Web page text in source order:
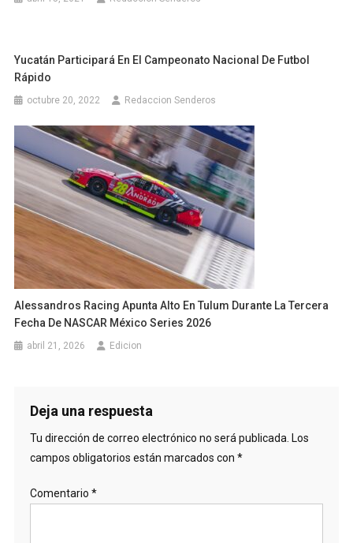
Yucatán Participará En El Campeonato Nacional De Futbol
Rápido
octubre 20, 2022 Redaccion Senderos
Alessandros Racing Apunta Alto En Tulum Durante La Tercera
Fecha De NASCAR México Series 2026
abril 21, 2026 Edicion
Deja una respuesta
Tu dirección de correo electrónico no será publicada. Los
campos obligatorios están marcados con *
Comentario *